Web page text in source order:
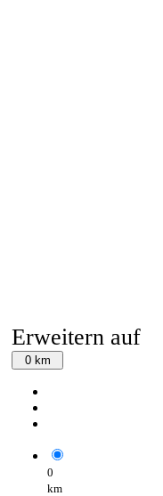
Erweitern auf
0 km
0
km